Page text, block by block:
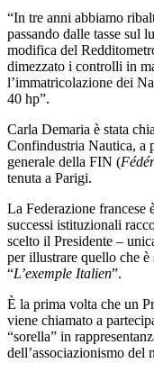
“In tre anni abbiamo
passando dalle tasse sul
modifica del
dimezzato i controlli in
l’immatricolazione dei
40 hp”.
Carla Demaria è stata
Confindustria Nautica, a
generale della FIN (
tenuta a Parigi.
La Federazione francese
successi istituzionali
scelto il Presidente –
per illustrare quello che è
“L’exemple Italien”.
È la prima volta che un
viene chiamato a
“sorella” in
dell’associazionismo del